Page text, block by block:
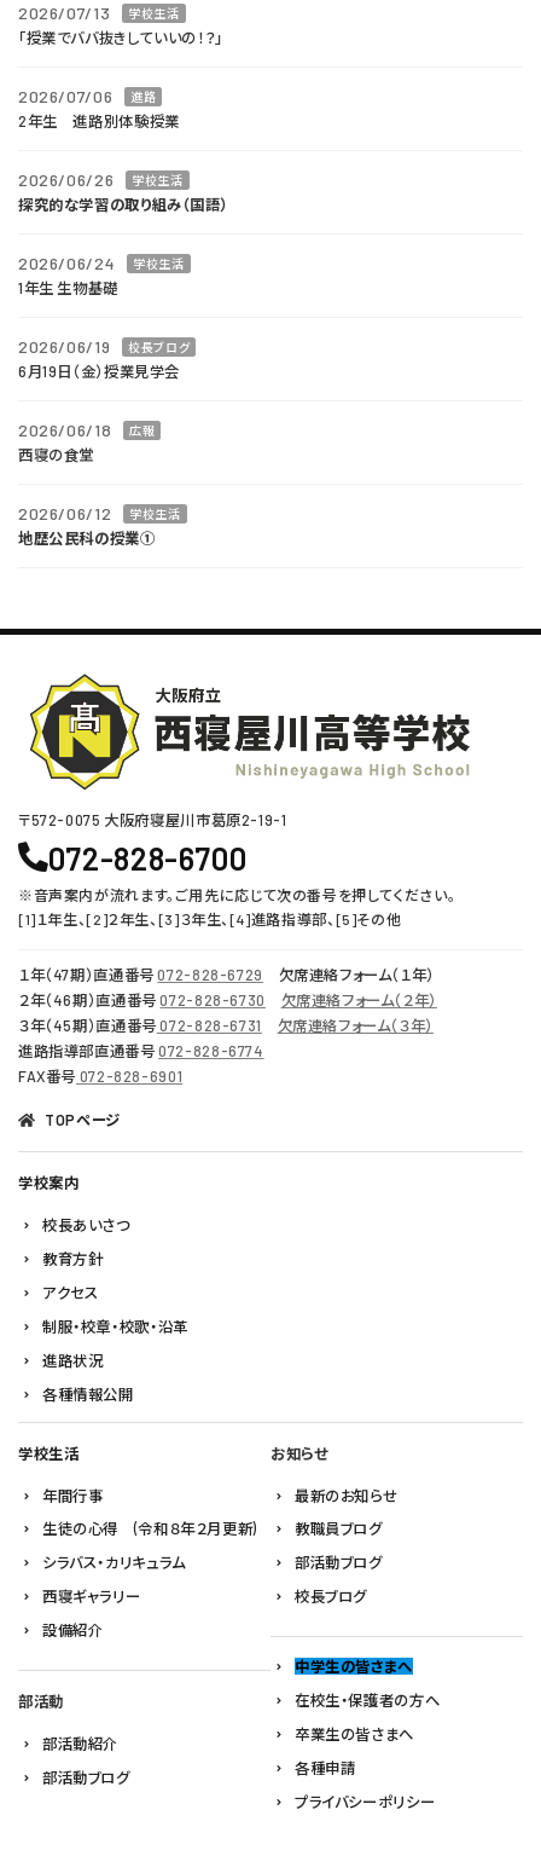
2026/07/13 学校生活
「授業でババ抜きしていいの！？」
2026/07/06 進路
2年生 進路別体験授業
2026/06/26 学校生活
探究的な学習の取り組み（国語）
2026/06/24 学校生活
1年生 生物基礎
2026/06/19 校長ブログ
6月19日（金）授業見学会
2026/06/18 広報
西寝の食堂
2026/06/12 学校生活
地歴公民科の授業①
〒572-0075 ⼤阪府寝屋川市葛原2-19-1
072-828-6700
※音声案内が流れます。ご用先に応じて次の番号を押してください。
[1]１年生、[2]２年生、[3]３年生、[4]進路指導部、[5]その他
１年（47期）直通番号072-828-6729
欠席連絡フォーム（１年）
２年（46期）直通番号072-828-6730
欠席連絡フォーム（２年）
３年（45期）直通番号 072-828-6731
欠席連絡フォーム（３年）
進路指導部直通番号072-828-6774
FAX番号 072-828-6901
TOPページ
学校案内
校長あいさつ
教育方針
アクセス
制服・校章・校歌・沿革
進路状況
各種情報公開
学校生活
年間行事
生徒の心得 (令和８年２月更新)
シラバス・カリキュラム
西寝ギャラリー
設備紹介
部活動
部活動紹介
部活動ブログ
お知らせ
最新のお知らせ
教職員ブログ
部活動ブログ
校長ブログ
中学生の皆さまへ
在校生・保護者の方へ
卒業生の皆さまへ
各種申請
プライバシーポリシー